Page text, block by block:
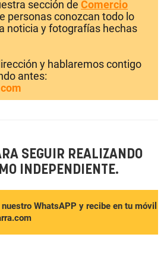
sección de Comercio
personas conozcan todo lo
noticia y fotografías hechas
y hablaremos contigo
antes:
SEGUIR REALIZANDO
INDEPENDIENTE.
WhatsAPP y recibe en tu móvil